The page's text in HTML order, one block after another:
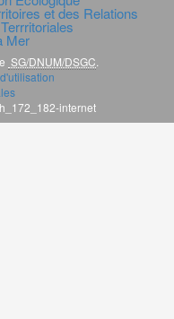
et des Relations
Mer
SG/DNUM/DSGC.
internet